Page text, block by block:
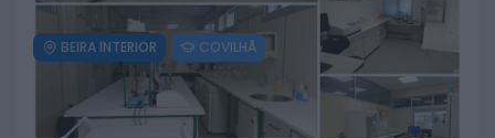
BEIRA INTERIOR COVILHÃ
Penta Clube da Covilhã conquista
vários pódios no Amazing Espite
Trail